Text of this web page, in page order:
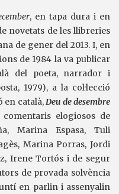
, en tapa dura i en
novetats de les llibreries
de gener del 2013. I, en
de 1984 la va publicar
del poeta, narrador i
1979), a la col·lecció
en català,Deu de desembre
elogiosos de
Marina Espasa, Tuli
Marina Porras, Jordi
Irene Tortós i de segur
de provada solvència
en parlin i assenyalin